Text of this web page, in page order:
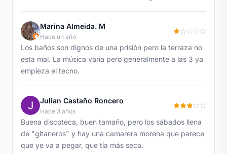
Marina Almeida. M
Hace un año
Los baños son dignos de una prisión pero la terraza no
esta mal. La música varia pero generalmente a las 3 ya
empieza el tecno.
Julian Castaño Roncero
Hace 3 años
Buena discoteca, buen tamaño, pero los sábados llena
de "gitaneros" y hay una camarera morena que parece
que ye va a pegar, que tía más seca.